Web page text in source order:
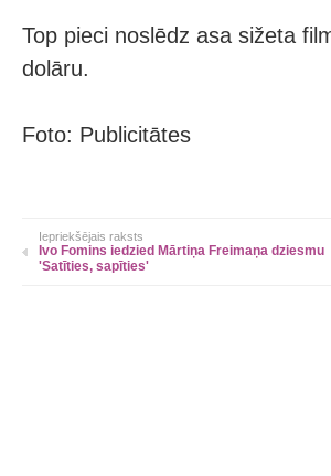
Top pieci noslēdz asa sižeta
dolāru.
Foto: Publicitātes
Iepriekšējais raksts
Ivo Fomins iedzied Mārtiņa Freimaņa dziesmu
'Satīties, sapīties'